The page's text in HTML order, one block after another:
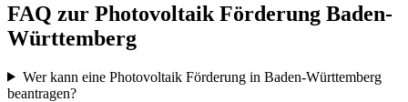
FAQ zur Photovoltaik Förderung Baden-
Württemberg
Wer kann eine Photovoltaik Förderung in Baden-Württemberg
beantragen?